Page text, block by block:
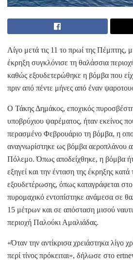
Λίγο μετά τις 11 το πρωί της Πέμπτης,
έκρηξη συγκλόνισε τη θαλάσσια
καθώς εξουδετερώθηκε η βόμβα που
πριν από πέντε μήνες από έναν
Ο Τάκης Δημάκος, εποχικός
υποβρύχιου ψαρέματος, ήταν εκείνος
περασμένο Φεβρουάριο τη βόμβα, η
αναγνωρίστηκε ως βόμβα αεροπλάνου
Πόλεμο. Όπως αποδείχθηκε, η βόμβα
εξηγεί και την ένταση της έκρηξης κατά
εξουδετέρωσης, όπως καταγράφεται
πυρομαχικό εντοπίστηκε ανάμεσα σε
15 μέτρων και σε απόσταση μισού
περιοχή Παλούκι Αμαλιάδας.
«Όταν την αντίκρισα χρειάστηκα λίγο
περί τίνος πρόκειται», δήλωσε στο